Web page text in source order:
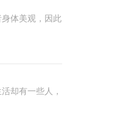
体美观，因此
却有一些人，